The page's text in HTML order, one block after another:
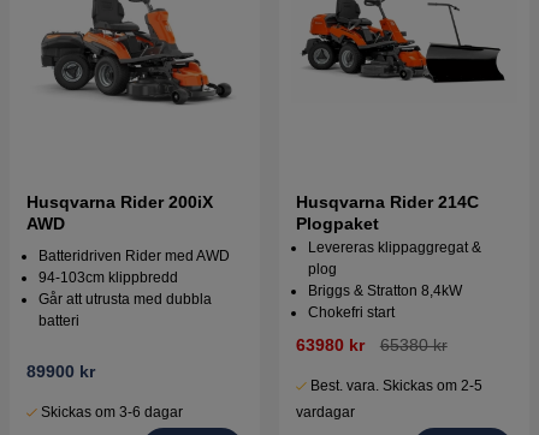
Husqvarna Rider 200iX
AWD
Batteridriven Rider med AWD
94-103cm klippbredd
Går att utrusta med dubbla
batteri
89900 kr
Skickas om 3-6 dagar
Husqvarna Rider 214C
Plogpaket
Levereras klippaggregat &
plog
Briggs & Stratton 8,4kW
Chokefri start
63980 kr 65380 kr
Best. vara. Skickas om 2-5
vardagar